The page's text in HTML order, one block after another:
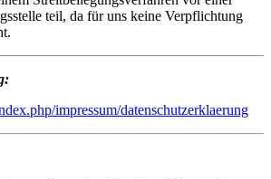
teil, da für uns keine Verpflichtung
impressum/datenschutzerklaerung